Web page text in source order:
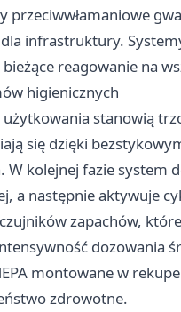
infrastruktury.
reagowanie na
higienicznych
stanowią
się dzięki
kolejnej fazie system
a następnie aktywuje
zapachów,
dozowania
montowane w
zdrowotne.